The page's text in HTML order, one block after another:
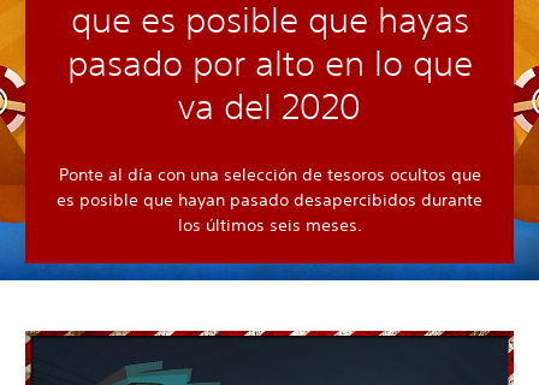
que es posible que hayas
pasado por alto en lo que
va del 2020
Ponte al día con una selección de tesoros ocultos que
es posible que hayan pasado desapercibidos durante
los últimos seis meses.